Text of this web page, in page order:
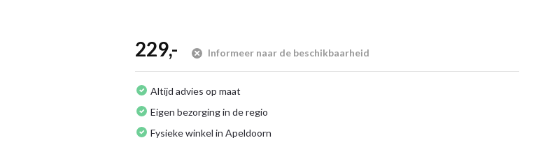
229,- Informeer naar de beschikbaarheid
Altijd advies op maat
Eigen bezorging in de regio
Fysieke winkel in Apeldoorn